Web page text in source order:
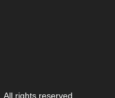
rights reserved.